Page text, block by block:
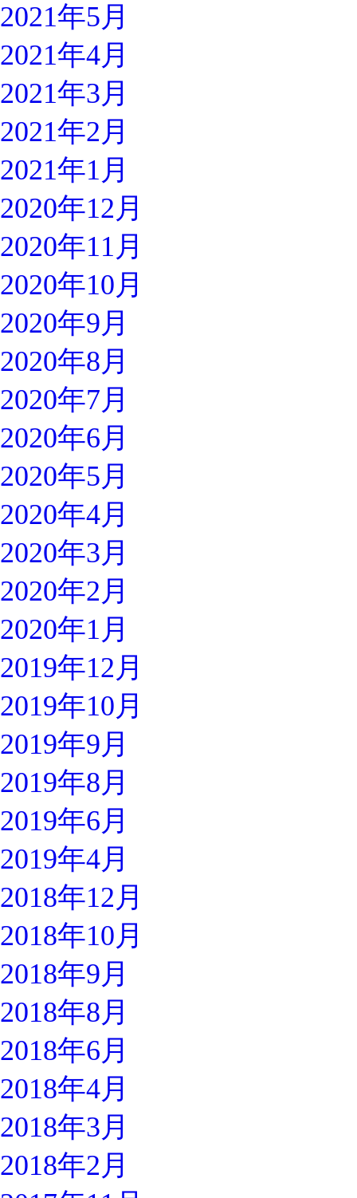
2021年5月
2021年4月
2021年3月
2021年2月
2021年1月
2020年12月
2020年11月
2020年10月
2020年9月
2020年8月
2020年7月
2020年6月
2020年5月
2020年4月
2020年3月
2020年2月
2020年1月
2019年12月
2019年10月
2019年9月
2019年8月
2019年6月
2019年4月
2018年12月
2018年10月
2018年9月
2018年8月
2018年6月
2018年4月
2018年3月
2018年2月